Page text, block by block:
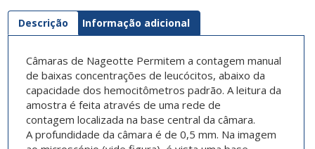
Descrição Informação adicional
Câmaras de Nageotte Permitem a contagem manual
de baixas concentrações de leucócitos, abaixo da
capacidade dos hemocitômetros padrão. A leitura da
amostra é feita através de uma rede de
contagem localizada na base central da câmara.
A profundidade da câmara é de 0,5 mm. Na imagem